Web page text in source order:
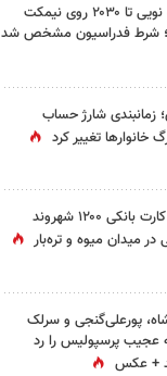
قلعه نویی تا ۲۰۳۰ روی نیمکت
شرط فدراسیون مشخص شد
زمانبندی‌ شارژ حساب
خانوارها تغییر کرد
کپی کارت بانکی ۱۲۰۰ شهروند
در میدان میوه و تره‌بار
پورعلی‌گنجی و سرلک
عجیب پرسپولیس را رد
+ عکس